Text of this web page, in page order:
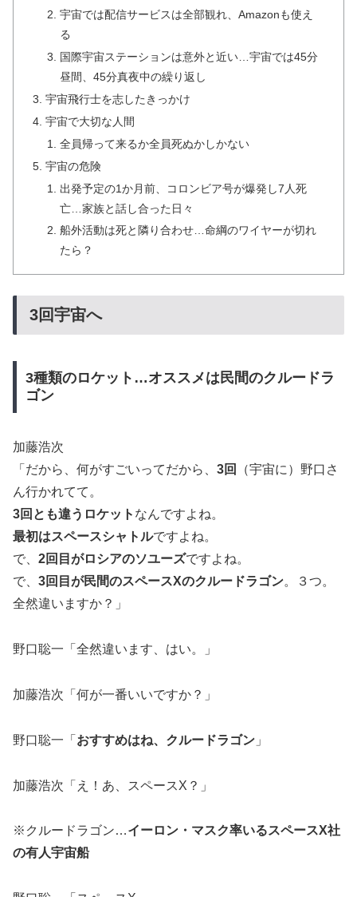
宇宙では配信サービスは全部観れ、Amazonも使え
る
国際宇宙ステーションは意外と近い…宇宙では45分
昼間、45分真夜中の繰り返し
宇宙飛行士を志したきっかけ
宇宙で大切な人間
全員帰って来るか全員死ぬかしかない
宇宙の危険
出発予定の1か月前、コロンビア号が爆発し7人死
亡…家族と話し合った日々
船外活動は死と隣り合わせ…命綱のワイヤーが切れ
たら？
3回宇宙へ
3種類のロケット…オススメは民間のクルードラ
ゴン
加藤浩次
「だから、何がすごいってだから、 3回
（宇宙に）野口さ
ん行かれてて。
3回とも違うロケット なんですよね。
最初はスペースシャトルですよね。
で、 2回目がロシアのソユーズですよね。
で、 3回目が民間のスペースXのクルードラゴン。３つ。
全然違いますか？」
野口聡一「全然違います、はい。」
加藤浩次「何が一番いいですか？」
野口聡一「 おすすめはね、クルードラゴン 」
加藤浩次「え！あ、スペースX？」
※クルードラゴン…イーロン・マスク率いるスペースX社
の有人宇宙船